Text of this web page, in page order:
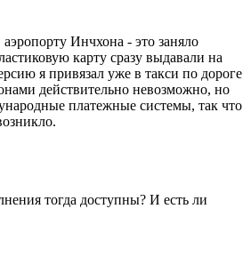
Инчхона - это заняло
карту сразу выдавали на
я привязал уже в такси по дороге
действительно невозможно, но
платежные системы, так что
тогда доступны? И есть ли